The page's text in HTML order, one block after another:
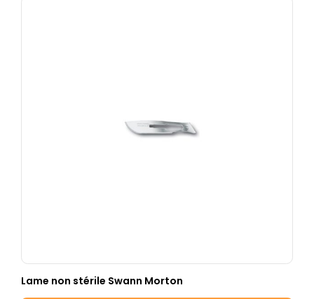
Lame non stérile Swann Morton